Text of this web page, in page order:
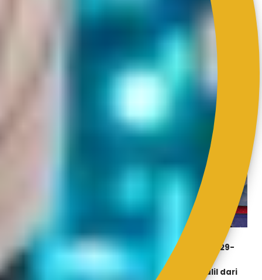
Pn. Noorashikin Bt Abu Bakar dariBahagian
Komunikasi Korporat.
Bulan Oktober 2019 bagi Kategori Gred 29-
dianugerahkan
kepada En. Muhamad Hisham Bin Abdul Jalil dari